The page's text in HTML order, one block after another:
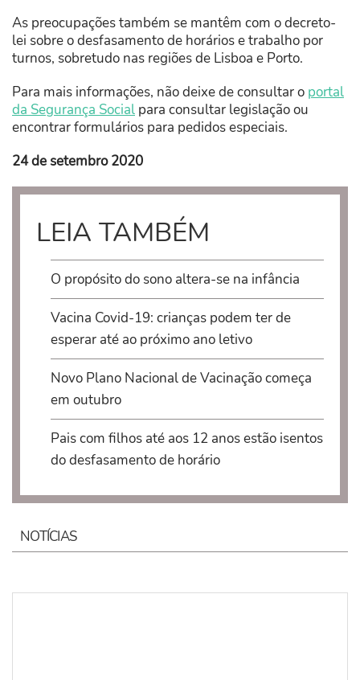
As preocupações também se mantêm com o decreto-
lei sobre o desfasamento de horários e trabalho por
turnos, sobretudo nas regiões de Lisboa e Porto.
Para mais informações, não deixe de consultar o portal
da Segurança Social para consultar legislação ou
encontrar formulários para pedidos especiais.
24 de setembro 2020
LEIA TAMBÉM
O propósito do sono altera-se na infância
Vacina Covid-19: crianças podem ter de
esperar até ao próximo ano letivo
Novo Plano Nacional de Vacinação começa
em outubro
Pais com filhos até aos 12 anos estão isentos
do desfasamento de horário
NOTÍCIAS